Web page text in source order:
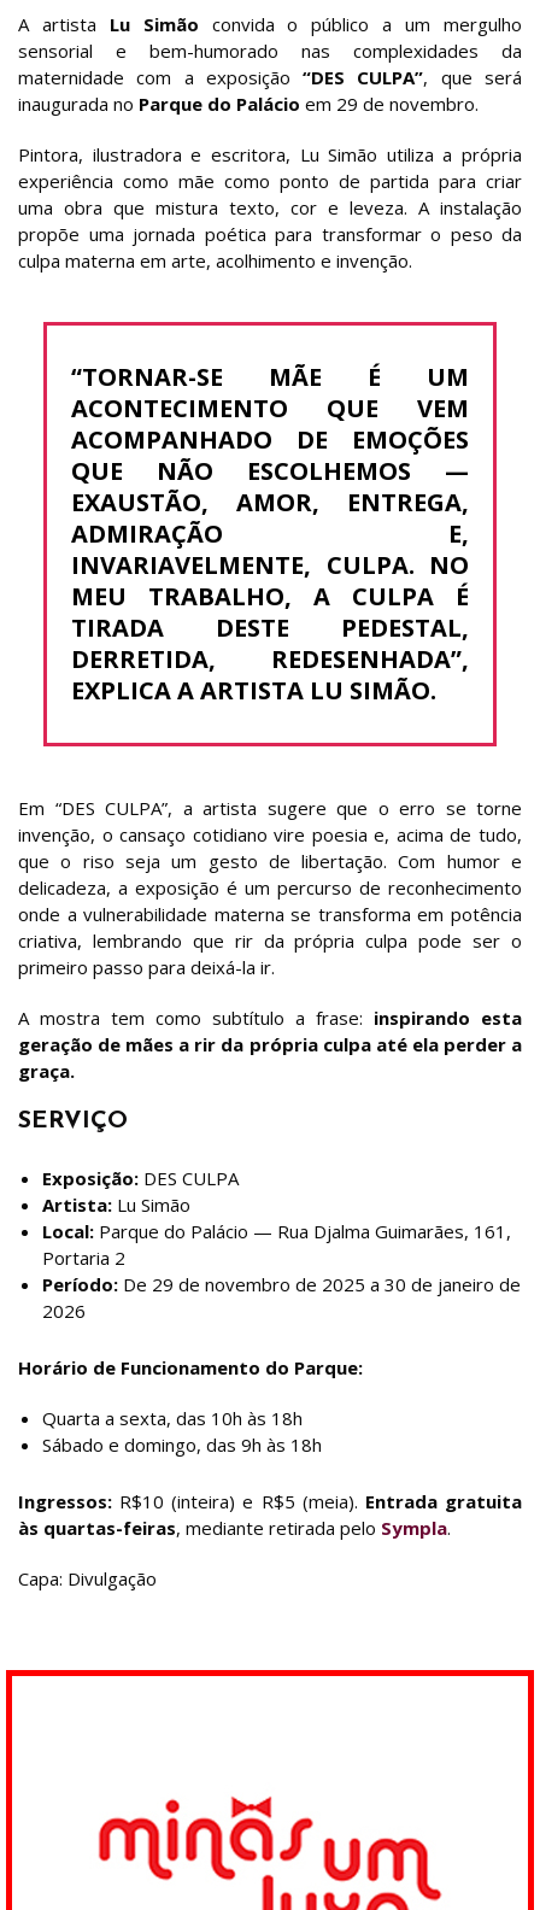
A artista Lu Simão convida o público a um mergulho
sensorial e bem-humorado nas complexidades da
maternidade com a exposição“DES CULPA”, que será
inaugurada no Parque do Palácio em 29 de novembro.
Pintora, ilustradora e escritora, Lu Simão utiliza a própria
experiência como mãe como ponto de partida para criar
uma obra que mistura texto, cor e leveza. A instalação
propõe uma jornada poética para transformar o peso da
culpa materna em arte, acolhimento e invenção.
“TORNAR-SE MÃE É UM
ACONTECIMENTO QUE VEM
ACOMPANHADO DE EMOÇÕES
QUE NÃO ESCOLHEMOS —
EXAUSTÃO, AMOR, ENTREGA,
ADMIRAÇÃO E,
INVARIAVELMENTE, CULPA. NO
MEU TRABALHO, A CULPA É
TIRADA DESTE PEDESTAL,
DERRETIDA, REDESENHADA”,
EXPLICA A ARTISTA LU SIMÃO.
Em “DES CULPA”, a artista sugere que o erro se torne
invenção, o cansaço cotidiano vire poesia e, acima de tudo,
que o riso seja um gesto de libertação. Com humor e
delicadeza, a exposição é um percurso de reconhecimento
onde a vulnerabilidade materna se transforma em potência
criativa, lembrando que rir da própria culpa pode ser o
primeiro passo para deixá-la ir.
A mostra tem como subtítulo a frase: inspirando esta
geração de mães a rir da própria culpa até ela perder a
graça.
SERVIÇO
Exposição: DES CULPA
Artista: Lu Simão
Local: Parque do Palácio — Rua Djalma Guimarães, 161,
Portaria 2
Período: De 29 de novembro de 2025 a 30 de janeiro de
2026
Horário de Funcionamento do Parque:
Quarta a sexta, das 10h às 18h
Sábado e domingo, das 9h às 18h
Ingressos: R$10 (inteira) e R$5 (meia). Entrada gratuita
às quartas-feiras, mediante retirada pelo Sympla.
Capa: Divulgação